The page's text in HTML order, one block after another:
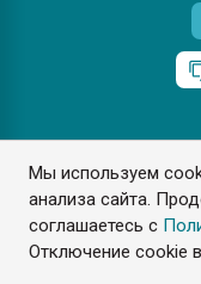
Мы используем
анализа сайта.
соглашаетесь с
Отключение cookie
Разрешается